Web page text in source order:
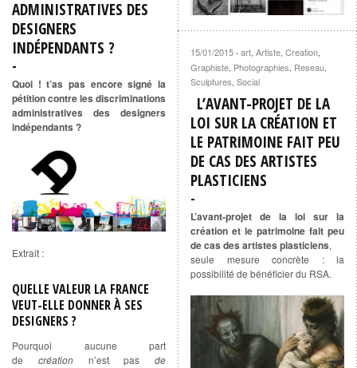
ADMINISTRATIVES DES
DESIGNERS
INDÉPENDANTS ?
Quoi ! t’as pas encore signé la
pétition contre les discriminations
administratives des designers
indépendants ?
Extrait :
QUELLE VALEUR LA FRANCE
VEUT-ELLE DONNER À SES
DESIGNERS ?
Pourquoi aucune part
de créationn’est pas de
15/01/2015 · art, Artiste, Creation,
Graphiste, Photographies, Reseau,
Sculptures, Social
L’AVANT-PROJET DE LA
LOI SUR LA CRÉATION ET
LE PATRIMOINE FAIT PEU
DE CAS DES ARTISTES
PLASTICIENS
L’avant-projet de la loi sur la
création et le patrimoine fait peu
de cas des artistes plasticiens,
seule mesure concrète : la
possibilité de bénéficier du RSA.